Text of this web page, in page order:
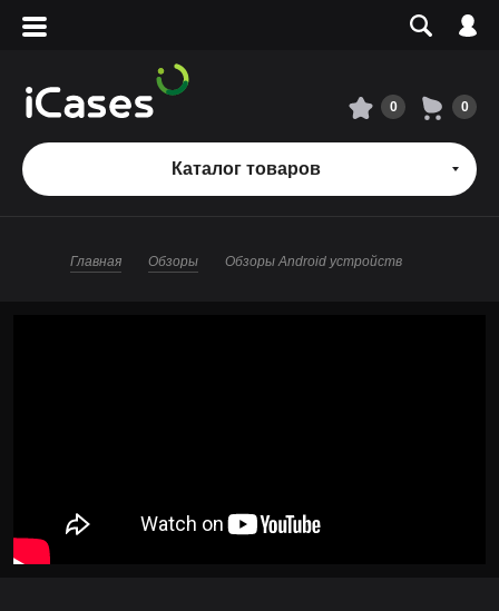
Вход
Сервисный центр
О магазине
0 0
Каталог товаров
Главная Обзоры Обзоры Android устройств